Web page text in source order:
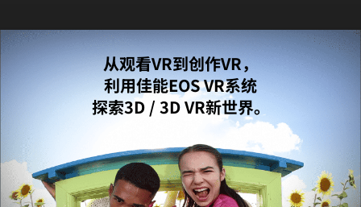
从观看VR到创作VR，
利用佳能EOS VR系统
探索3D / 3D VR新世界。